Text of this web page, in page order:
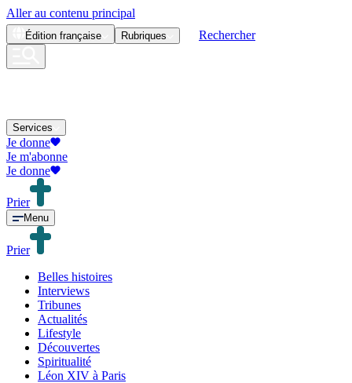
Aller au contenu principal
Édition française Rubriques Rechercher
Services
Je donne
Je m'abonne
Je donne
Prier
Menu
Prier
Belles histoires
Interviews
Tribunes
Actualités
Lifestyle
Découvertes
Spiritualité
Léon XIV à Paris